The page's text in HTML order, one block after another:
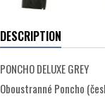
DESCRIPTION
PONCHO DELUXE GREY
Oboustranné Poncho